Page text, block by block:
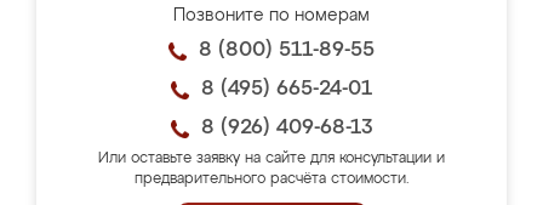
Позвоните по номерам
8 (800) 511-89-55
8 (495) 665-24-01
8 (926) 409-68-13
Или оставьте заявку на сайте для консультации и
предварительного расчёта стоимости.